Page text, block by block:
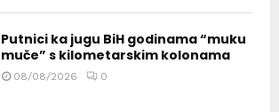
Putnici ka jugu BiH godinama “muku
muče” s kilometarskim kolonama
08/08/2026 0